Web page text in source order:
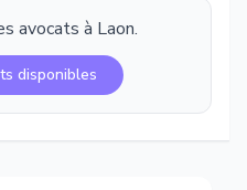
avocats à Laon.
disponibles